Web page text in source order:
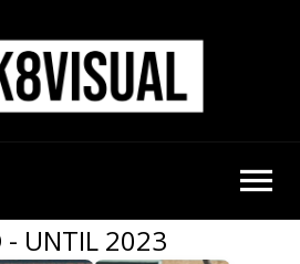
- UNTIL 2023